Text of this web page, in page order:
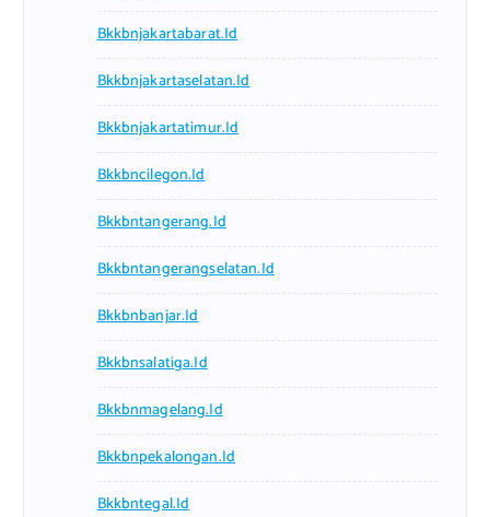
Bkkbnjakartabarat.id
Bkkbnjakartaselatan.id
Bkkbnjakartatimur.id
Bkkbncilegon.id
Bkkbntangerang.id
Bkkbntangerangselatan.id
Bkkbnbanjar.id
Bkkbnsalatiga.id
Bkkbnmagelang.id
Bkkbnpekalongan.id
Bkkbntegal.id